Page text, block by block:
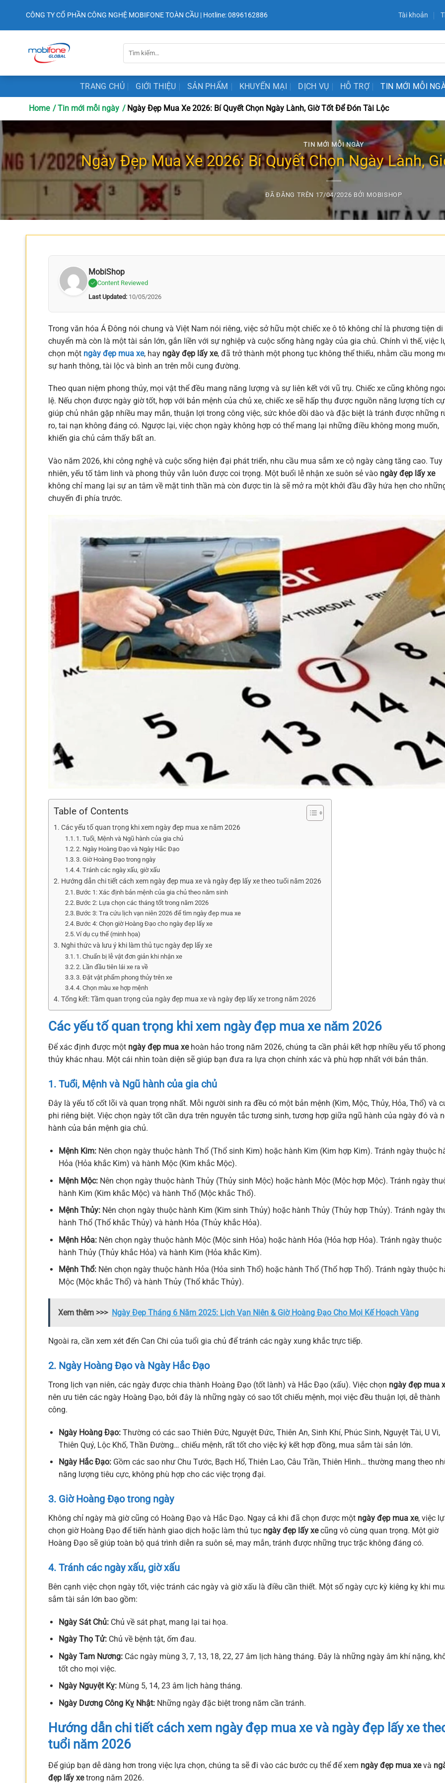
nội
CÔNG TY CỔ PHẦN CÔNG NGHỆ MOBIFONE TOÀN CẦU | Hotline: 0896162886 Tài khoản
kiếm:
TRANG CHỦ GIỚI THIỆU SẢN PHẨM KHUYẾN MẠI DỊCH VỤ HỖ TRỢ TIN MỚI MỖI
Home Tin mới mỗi ngày Ngày Đẹp Mua Xe 2026: Bí Quyết Chọn Ngày Lành, Giờ Tốt Để Đón Tài Lộc
TIN MỚI MỖI NGÀY
Ngày Đẹp Mua Xe 2026: Bí Quyết Chọn Ngày Lành,
ĐÃ ĐĂNG TRÊN 17/04/2026 BỞI MOBISHOP
MobiShop
Content Reviewed
Last Updated: 10/05/2026
Trong văn hóa Á Đông nói chung và Việt Nam nói riêng, việc sở hữu một chiếc xe ô tô không chỉ là phương tiện di
chuyển mà còn là một tài sản lớn, gắn liền với sự nghiệp và cuộc sống hàng ngày của gia chủ. Chính vì thế, việc
chọn một ngày đẹp mua xe, hay ngày đẹp lấy xe, đã trở thành một phong tục không thể thiếu, nhằm cầu mong
sự hanh thông, tài lộc và bình an trên mỗi cung đường.
Theo quan niệm phong thủy, mọi vật thể đều mang năng lượng và sự liên kết với vũ trụ. Chiếc xe cũng không
lệ. Nếu chọn được ngày giờ tốt, hợp với bản mệnh của chủ xe, chiếc xe sẽ hấp thụ được nguồn năng lượng tích
giúp chủ nhân gặp nhiều may mắn, thuận lợi trong công việc, sức khỏe dồi dào và đặc biệt là tránh được những
ro, tai nạn không đáng có. Ngược lại, việc chọn ngày không hợp có thể mang lại những điều không mong muốn,
khiến gia chủ cảm thấy bất an.
Vào năm 2026, khi công nghệ và cuộc sống hiện đại phát triển, nhu cầu mua sắm xe cộ ngày càng tăng cao. Tuy
nhiên, yếu tố tâm linh và phong thủy vẫn luôn được coi trọng. Một buổi lễ nhận xe suôn sẻ vào ngày đẹp lấy xe
không chỉ mang lại sự an tâm về mặt tinh thần mà còn được tin là sẽ mở ra một khởi đầu đầy hứa hẹn cho
chuyến đi phía trước.
Table of Contents
Các yếu tố quan trọng khi xem ngày đẹp mua xe năm 2026
1. Tuổi, Mệnh và Ngũ hành của gia chủ
2. Ngày Hoàng Đạo và Ngày Hắc Đạo
3. Giờ Hoàng Đạo trong ngày
4. Tránh các ngày xấu, giờ xấu
Hướng dẫn chi tiết cách xem ngày đẹp mua xe và ngày đẹp lấy xe theo tuổi năm 2026
Bước 1: Xác định bản mệnh của gia chủ theo năm sinh
Bước 2: Lựa chọn các tháng tốt trong năm 2026
Bước 3: Tra cứu lịch vạn niên 2026 để tìm ngày đẹp mua xe
Bước 4: Chọn giờ Hoàng Đạo cho ngày đẹp lấy xe
Ví dụ cụ thể (minh họa)
Nghi thức và lưu ý khi làm thủ tục ngày đẹp lấy xe
1. Chuẩn bị lễ vật đơn giản khi nhận xe
2. Lần đầu tiên lái xe ra về
3. Đặt vật phẩm phong thủy trên xe
4. Chọn màu xe hợp mệnh
Tổng kết: Tầm quan trọng của ngày đẹp mua xe và ngày đẹp lấy xe trong năm 2026
Các yếu tố quan trọng khi xem ngày đẹp mua xe năm 2026
Để xác định được một ngày đẹp mua xehoàn hảo trong năm 2026, chúng ta cần phải kết hợp nhiều yếu tố phong
thủy khác nhau. Một cái nhìn toàn diện sẽ giúp bạn đưa ra lựa chọn chính xác và phù hợp nhất với bản thân.
1. Tuổi, Mệnh và Ngũ hành của gia chủ
Đây là yếu tố cốt lõi và quan trọng nhất. Mỗi người sinh ra đều có một bản mệnh (Kim, Mộc, Thủy, Hỏa, Thổ) và
phi riêng biệt. Việc chọn ngày tốt cần dựa trên nguyên tắc tương sinh, tương hợp giữa ngũ hành của ngày đó và
hành của bản mệnh gia chủ.
Mệnh Kim:Nên chọn ngày thuộc hành Thổ (Thổ sinh Kim) hoặc hành Kim (Kim hợp Kim). Tránh ngày thuộc
Hỏa (Hỏa khắc Kim) và hành Mộc (Kim khắc Mộc).
Mệnh Mộc:Nên chọn ngày thuộc hành Thủy (Thủy sinh Mộc) hoặc hành Mộc (Mộc hợp Mộc). Tránh ngày
hành Kim (Kim khắc Mộc) và hành Thổ (Mộc khắc Thổ).
Mệnh Thủy:Nên chọn ngày thuộc hành Kim (Kim sinh Thủy) hoặc hành Thủy (Thủy hợp Thủy). Tránh ngày
hành Thổ (Thổ khắc Thủy) và hành Hỏa (Thủy khắc Hỏa).
Mệnh Hỏa:Nên chọn ngày thuộc hành Mộc (Mộc sinh Hỏa) hoặc hành Hỏa (Hỏa hợp Hỏa). Tránh ngày thuộc
hành Thủy (Thủy khắc Hỏa) và hành Kim (Hỏa khắc Kim).
Mệnh Thổ:Nên chọn ngày thuộc hành Hỏa (Hỏa sinh Thổ) hoặc hành Thổ (Thổ hợp Thổ). Tránh ngày thuộc
Mộc (Mộc khắc Thổ) và hành Thủy (Thổ khắc Thủy).
Xem thêm >>> Ngày Đẹp Tháng 6 Năm 2025: Lịch Vạn Niên & Giờ Hoàng Đạo Cho Mọi Kế Hoạch Vàng
Ngoài ra, cần xem xét đến Can Chi của tuổi gia chủ để tránh các ngày xung khắc trực tiếp.
2. Ngày Hoàng Đạo và Ngày Hắc Đạo
Trong lịch vạn niên, các ngày được chia thành Hoàng Đạo (tốt lành) và Hắc Đạo (xấu). Việc chọn ngày đẹp mua
nên ưu tiên các ngày Hoàng Đạo, bởi đây là những ngày có sao tốt chiếu mệnh, mọi việc đều thuận lợi, dễ thành
công.
Ngày Hoàng Đạo:Thường có các sao Thiên Đức, Nguyệt Đức, Thiên An, Sinh Khí, Phúc Sinh, Nguyệt Tài, U Vi,
Thiên Quý, Lộc Khố, Thần Đường… chiếu mệnh, rất tốt cho việc ký kết hợp đồng, mua sắm tài sản lớn.
Ngày Hắc Đạo:Gồm các sao như Chu Tước, Bạch Hổ, Thiên Lao, Câu Trần, Thiên Hình… thường mang theo
năng lượng tiêu cực, không phù hợp cho các việc trọng đại.
3. Giờ Hoàng Đạo trong ngày
Không chỉ ngày mà giờ cũng có Hoàng Đạo và Hắc Đạo. Ngay cả khi đã chọn được một ngày đẹp mua xe, việc
chọn giờ Hoàng Đạo để tiến hành giao dịch hoặc làm thủ tục ngày đẹp lấy xecũng vô cùng quan trọng. Một giờ
Hoàng Đạo sẽ giúp toàn bộ quá trình diễn ra suôn sẻ, may mắn, tránh được những trục trặc không đáng có.
4. Tránh các ngày xấu, giờ xấu
Bên cạnh việc chọn ngày tốt, việc tránh các ngày và giờ xấu là điều cần thiết. Một số ngày cực kỳ kiêng kỵ khi
sắm tài sản lớn bao gồm:
Ngày Sát Chủ:Chủ về sát phạt, mang lại tai họa.
Ngày Thọ Tử:Chủ về bệnh tật, ốm đau.
Ngày Tam Nương:Các ngày mùng 3, 7, 13, 18, 22, 27 âm lịch hàng tháng. Đây là những ngày âm khí nặng,
tốt cho mọi việc.
Ngày Nguyệt Kỵ:Mùng 5, 14, 23 âm lịch hàng tháng.
Ngày Dương Công Kỵ Nhật:Những ngày đặc biệt trong năm cần tránh.
Hướng dẫn chi tiết cách xem ngày đẹp mua xe và ngày đẹp lấy xe
tuổi năm 2026
Để giúp bạn dễ dàng hơn trong việc lựa chọn, chúng ta sẽ đi vào các bước cụ thể để xem ngày đẹp mua xevà
đẹp lấy xetrong năm 2026.